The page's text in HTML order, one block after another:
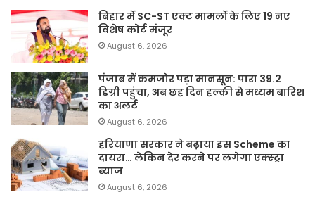
बिहार में SC-ST एक्ट मामलों के लिए 19 नए
विशेष कोर्ट मंजूर
August 6, 2026
पंजाब में कमजोर पड़ा मानसून: पारा 39.2
डिग्री पहुंचा, अब छह दिन हल्की से मध्यम बारिश
का अलर्ट
August 6, 2026
हरियाणा सरकार ने बढ़ाया इस Scheme का
दायरा… लेकिन देर करने पर लगेगा एक्स्ट्रा
ब्याज
August 6, 2026